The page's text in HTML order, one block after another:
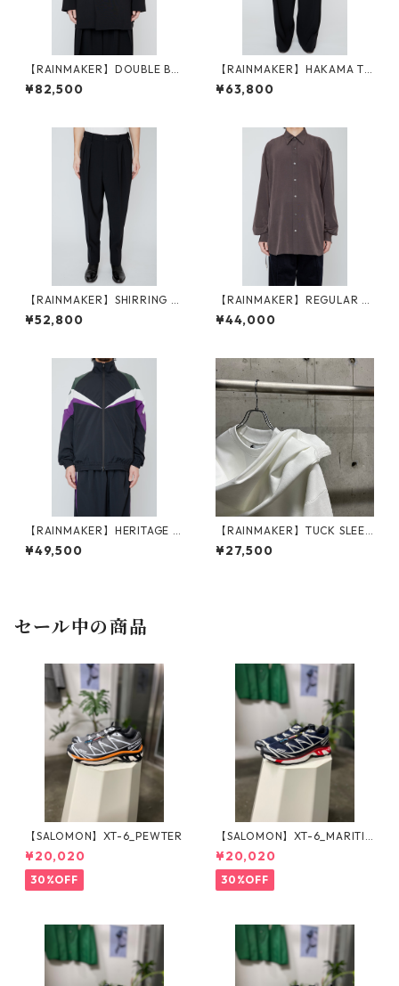
【RAINMAKER】DOUBLE BR
EASTED LONG JACKET_BLAC
K
¥82,500
【RAINMAKER】HAKAMA TR
OUSERS_BLACK
¥63,800
【RAINMAKER】SHIRRING T
ROUSERS_BLACK
¥52,800
【RAINMAKER】REGULAR C
OLLAR DOUGI SHIRT_BROW
N
¥44,000
【RAINMAKER】HERITAGE T
RACK JACKET_BLACK
¥49,500
【RAINMAKER】TUCK SLEEV
E LONG TEE_WHITE
¥27,500
セール中の商品
【SALOMON】XT-6_PEWTER
¥20,020
30%OFF
【SALOMON】XT-6_MARITI
ME BLUE
¥20,020
30%OFF